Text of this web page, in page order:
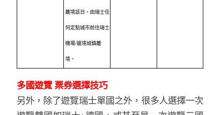
離境該日，由瑞士任
何定點城市前往瑞士
機場/邊境城鎮離
境。
多國遊覽 票券選擇技巧
另外，除了遊覽瑞士單國之外，很多人選擇一次